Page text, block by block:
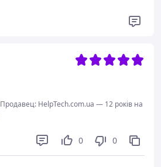
Продавец: HelpTech.com.ua — 12 років на
0 0